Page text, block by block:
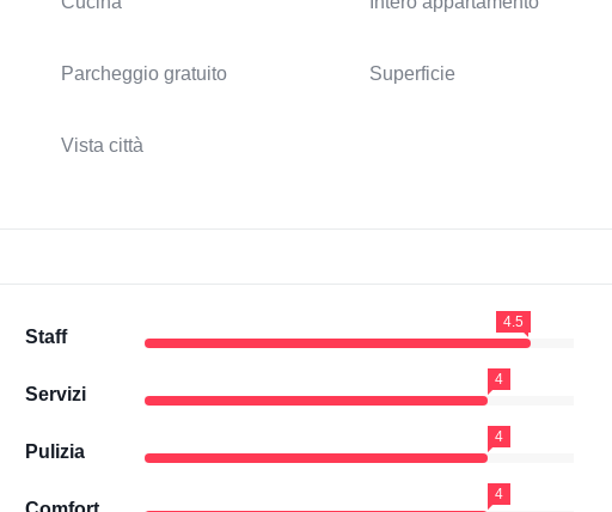
Parcheggio gratuito Superficie
Vista città
Staff
4.5
Servizi
4
Pulizia
4
4